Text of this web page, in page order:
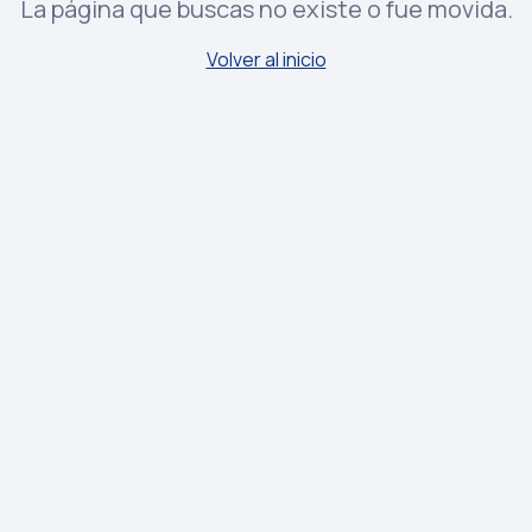
La página que buscas no existe o fue movida.
Volver al inicio